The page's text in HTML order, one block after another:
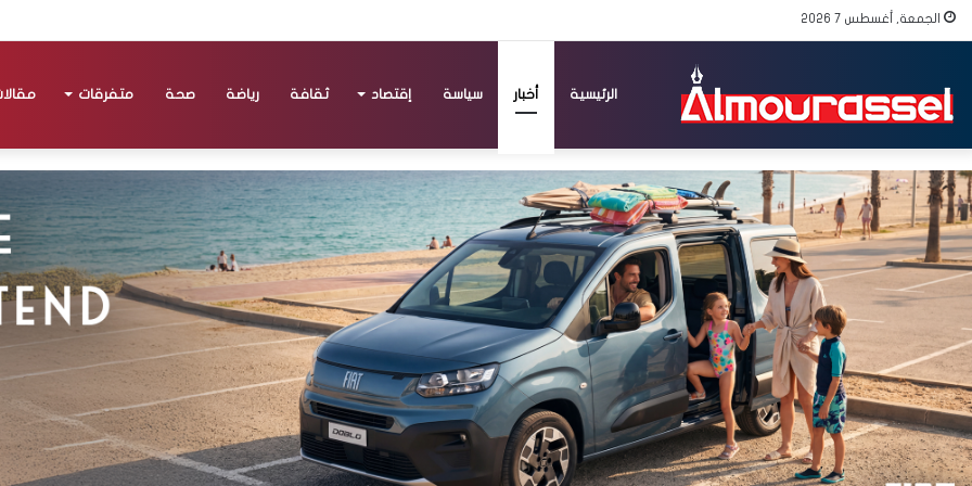
الجمعة, أغسطس 7 2026
الرئيسية أخبار سياسة إقتصاد ثقافة رياضة صحة متفرقات